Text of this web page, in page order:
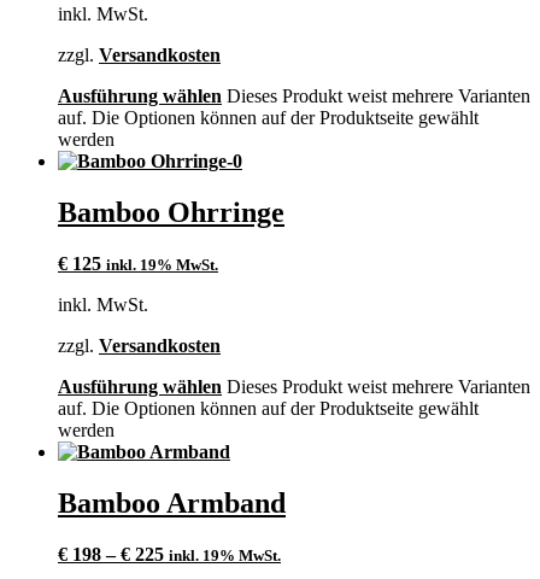
inkl. MwSt.
zzgl. Versandkosten
Ausführung wählen Dieses Produkt weist mehrere Varianten
auf. Die Optionen können auf der Produktseite gewählt
werden
Bamboo Ohrringe
€ 125 inkl. 19% MwSt.
inkl. MwSt.
zzgl. Versandkosten
Ausführung wählen Dieses Produkt weist mehrere Varianten
auf. Die Optionen können auf der Produktseite gewählt
werden
Bamboo Armband
€ 198–€ 225 inkl. 19% MwSt.